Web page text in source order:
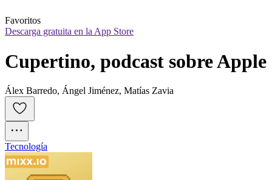
Favoritos
Descarga gratuita en la App Store
Cupertino, podcast sobre Apple
Álex Barredo, Ángel Jiménez, Matías Zavia
Tecnología